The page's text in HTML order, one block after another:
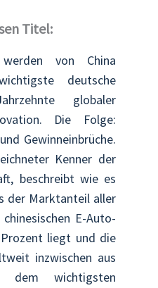
Titel:
von China
deutsche
globaler
Die Folge:
Gewinneinbrüche.
Kenner der
beschreibt wie es
der Marktanteil aller
E-Auto-
liegt und die
inzwischen aus
dem wichtigsten